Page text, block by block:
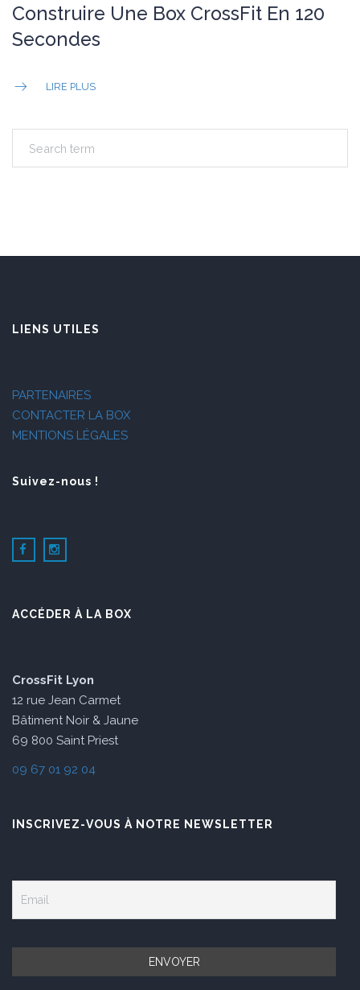
Construire Une Box CrossFit En 120
Secondes
LIRE PLUS
LIENS UTILES
PARTENAIRES
CONTACTER LA BOX
MENTIONS LÉGALES
Suivez-nous !
ACCÉDER À LA BOX
CrossFit Lyon
12 rue Jean Carmet
Bâtiment Noir & Jaune
69 800 Saint Priest
09 67 01 92 04
INSCRIVEZ-VOUS À NOTRE NEWSLETTER